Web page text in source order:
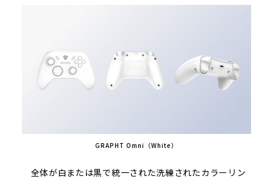
GRAPHT Omni（White）
全体が白または黒で統一された洗練されたカラーリン